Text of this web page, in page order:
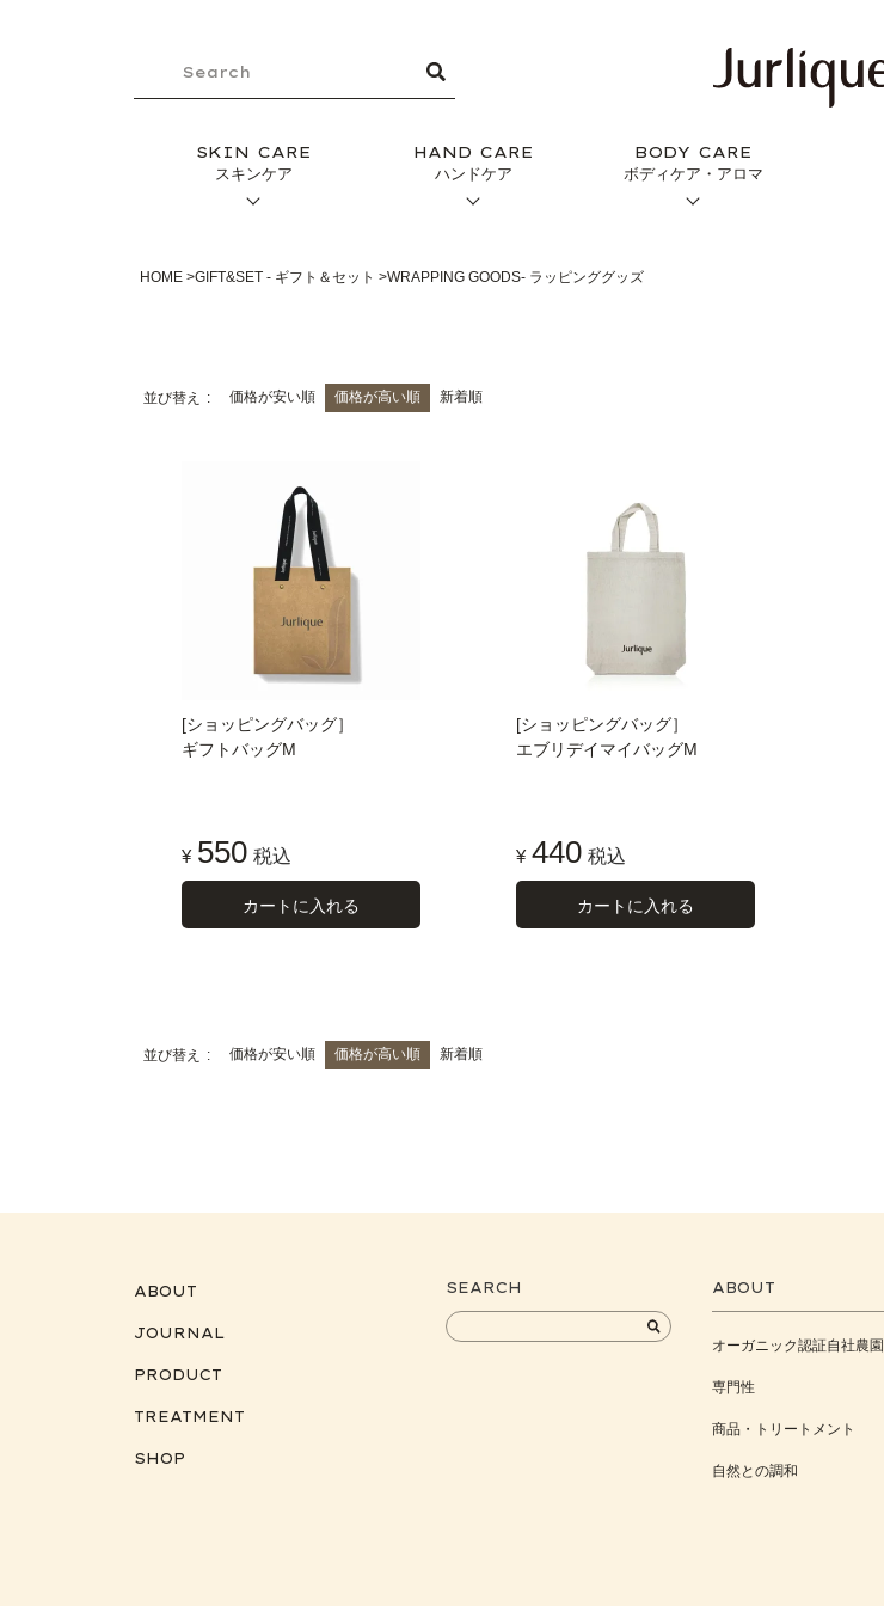
SKIN CARE
スキンケア
HAND CARE
ハンドケア
BODY CARE
ボディケア・アロマ
HOME GIFT&SET - ギフト＆セット WRAPPING GOODS- ラッピンググッズ
並び替え 価格が安い順 価格が高い順 新着順
[ショッピングバッグ］
ギフトバッグM
¥ 550 税込
カートに入れる
[ショッピングバッグ］
エブリデイマイバッグM
¥ 440 税込
カートに入れる
並び替え 価格が安い順 価格が高い順 新着順
ABOUT
JOURNAL
PRODUCT
TREATMENT
SHOP
SEARCH ABOUT
オーガニック認証自社農園
専門性
商品・トリートメント
自然との調和